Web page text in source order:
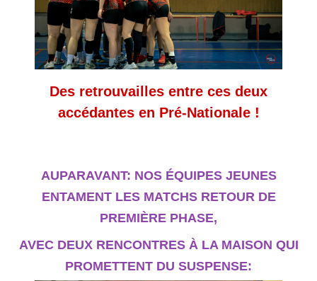
Des retrouvailles entre ces deux
accédantes en Pré-Nationale !
AUPARAVANT: NOS ÉQUIPES JEUNES
ENTAMENT LES MATCHS RETOUR DE
PREMIÈRE PHASE,
AVEC DEUX RENCONTRES À LA MAISON QUI
PROMETTENT DU SUSPENSE: